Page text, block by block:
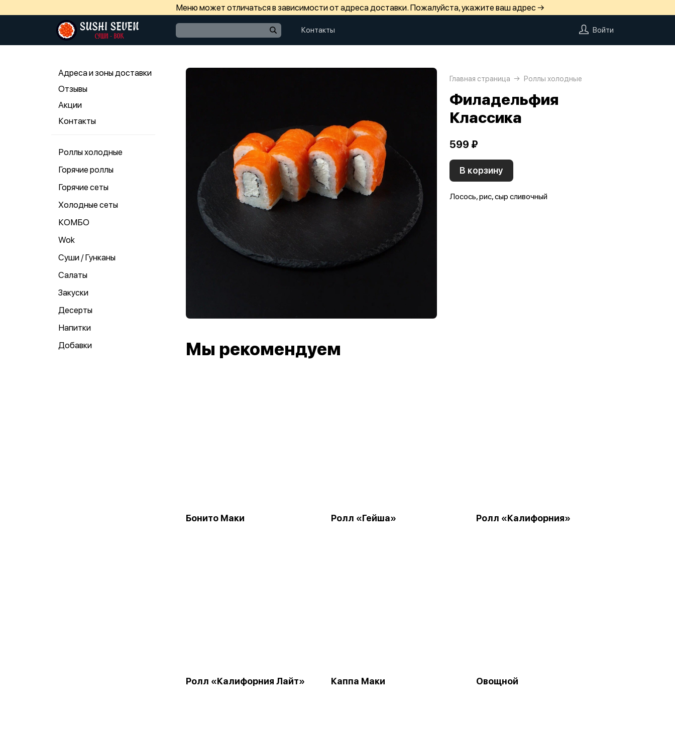
Меню может отличаться в зависимости от адреса доставки. Пожалуйста, укажите ваш адрес →
Контакты Войти
Адреса и зоны доставки
Отзывы
Акции
Контакты
Роллы холодные
Горячие роллы
Горячие сеты
Холодные сеты
КОМБО
Wok
Суши / Гунканы
Салаты
Закуски
Десерты
Напитки
Добавки
Главная страница Роллы холодные
Филадельфия
Классика
599 ₽
В корзину
Лосось, рис, сыр сливочный
Мы рекомендуем
Бонито Маки Ролл «Гейша» Ролл «Калифорния»
Ролл «Калифорния Лайт» Каппа Маки Овощной